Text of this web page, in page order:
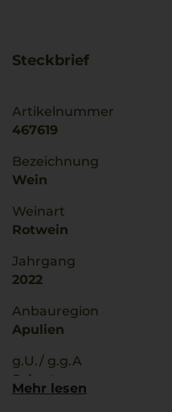
Steckbrief
Artikelnummer
467619
Bezeichnung
Wein
Weinart
Rotwein
Jahrgang
2022
Anbauregion
Apulien
g.U./ g.g.A
Salento
Mehr lesen